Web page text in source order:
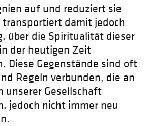
auf und reduziert sie
transportiert damit jedoch
über die Spiritualität dieser
der heutigen Zeit
Diese Gegenstände sind oft
Regeln verbunden, die an
unserer Gesellschaft
jedoch nicht immer neu